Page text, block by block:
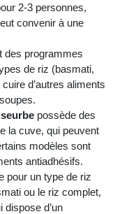
2-3 personnes,
convenir à une
des programmes
de riz (basmati,
d’autres aliments
possède des
la cuve, qui peuvent
modèles sont
antiadhésifs.
pour un type de riz
ou le riz complet,
d’un